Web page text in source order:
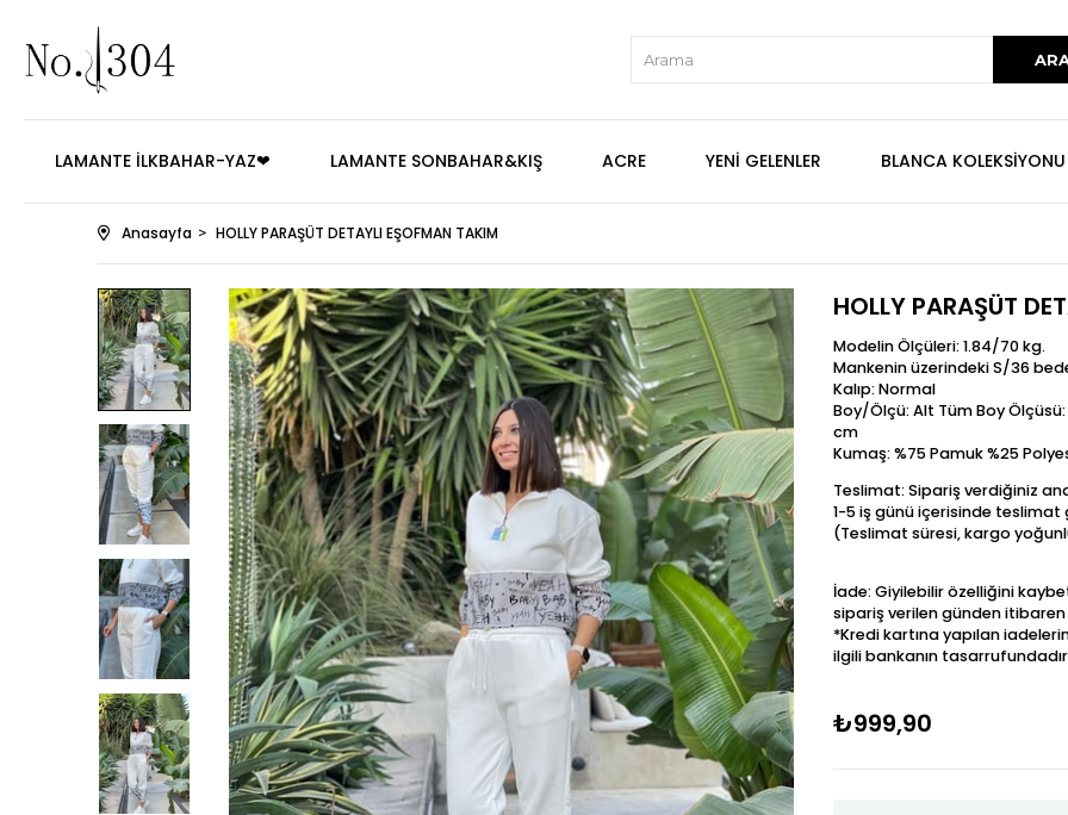
LAMANTE İLKBAHAR-YAZ❤ LAMANTE SONBAHAR&KIŞ ACRE YENİ GELENLER BLANCA KOLEKSİYONU
Anasayfa HOLLY PARAŞÜT DETAYLI EŞOFMAN TAKIM
HOLLY PARAŞÜT
Modelin Ölçüleri: 1.84/70 kg.
Mankenin üzerindeki S/36
Kalıp: Normal
Boy/Ölçü: Alt Tüm Boy
cm
Kumaş: %75 Pamuk %25
Teslimat: Sipariş verdiğiniz
1-5 iş günü içerisinde
(Teslimat süresi, kargo
İade: Giyilebilir özelliğini
sipariş verilen günden itibaren
*Kredi kartına yapılan
ilgili bankanın
₺999,90